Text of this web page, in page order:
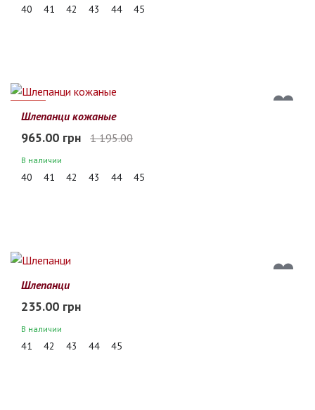
40 41 42 43 44 45
19%
Шлепанци кожаные
965.00 грн 1 195.00
В наличии
40 41 42 43 44 45
Шлепанци
235.00 грн
В наличии
41 42 43 44 45